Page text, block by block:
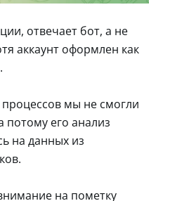
отвечает бот, а не
аккаунт оформлен как
мы не смогли
потому его анализ
на данных из
на пометку